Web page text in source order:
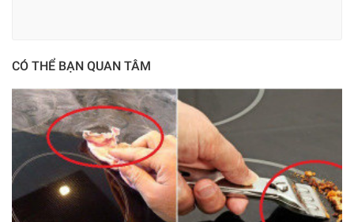
CÓ THỂ BẠN QUAN TÂM